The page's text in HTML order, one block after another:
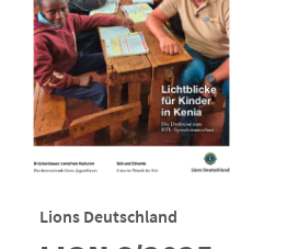
Lions Deutschland